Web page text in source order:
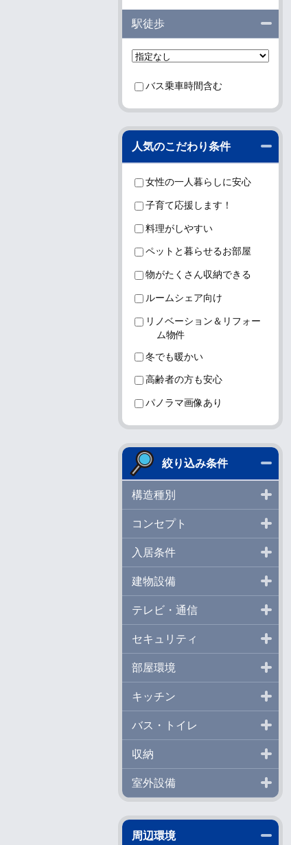
駅徒歩
バス乗車時間含む
人気のこだわり条件
女性の一人暮らしに安心
子育て応援します！
料理がしやすい
ペットと暮らせるお部屋
物がたくさん収納できる
ルームシェア向け
リノベーション＆リフォー
ム物件
冬でも暖かい
高齢者の方も安心
パノラマ画像あり
絞り込み条件
構造種別
コンセプト
入居条件
建物設備
テレビ・通信
セキュリティ
部屋環境
キッチン
バス・トイレ
収納
室外設備
周辺環境